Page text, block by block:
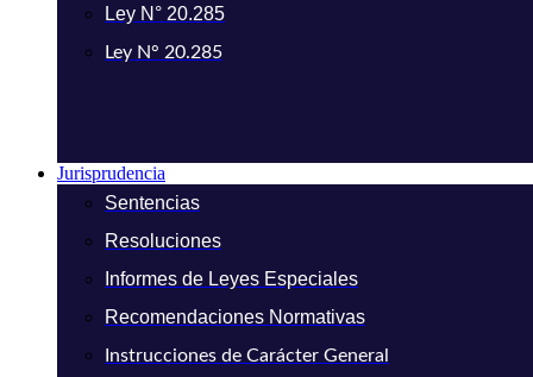
Ley N° 20.285
Ley N° 20.285
Jurisprudencia
Sentencias
Resoluciones
Informes de Leyes Especiales
Recomendaciones Normativas
Instrucciones de Carácter General